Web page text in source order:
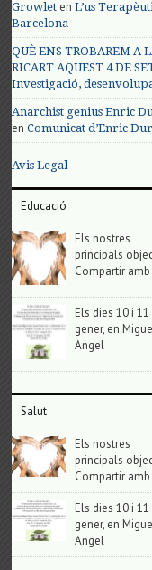
Growlet enL’us
Barcelona
QUÈ ENS TROBAREM A
RICART AQUEST 4 DE
Investigació,
Anarchist genius Enric
enComunicat d’Enric
Avis Legal
Educació
Els nostres
principals
Compartir amb
Els dies 10 i 11
gener, en
Angel
Salut
Els nostres
principals
Compartir amb
Els dies 10 i 11
gener, en
Angel